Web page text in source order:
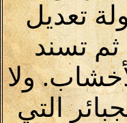
تعديل
ثم تسند
ولا
التي